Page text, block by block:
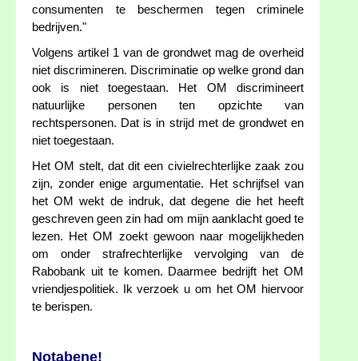
consumenten te beschermen tegen criminele
bedrijven."
Volgens artikel 1 van de grondwet mag de overheid
niet discrimineren. Discriminatie op welke grond dan
ook is niet toegestaan. Het OM discrimineert
natuurlijke personen ten opzichte van
rechtspersonen. Dat is in strijd met de grondwet en
niet toegestaan.
Het OM stelt, dat dit een civielrechterlijke zaak zou
zijn, zonder enige argumentatie. Het schrijfsel van
het OM wekt de indruk, dat degene die het heeft
geschreven geen zin had om mijn aanklacht goed te
lezen. Het OM zoekt gewoon naar mogelijkheden
om onder strafrechterlijke vervolging van de
Rabobank uit te komen. Daarmee bedrijft het OM
vriendjespolitiek. Ik verzoek u om het OM hiervoor
te berispen.
Notabene!